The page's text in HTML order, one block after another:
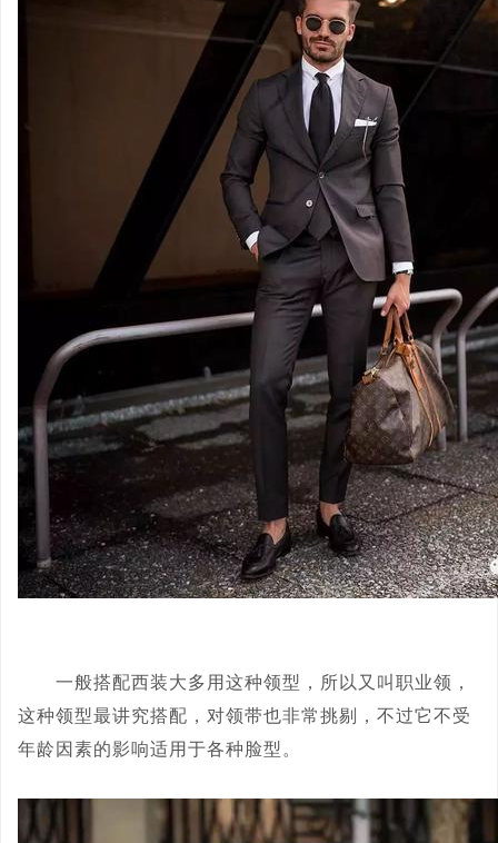
一般搭配西装大多用这种领型，所以又叫职业领，
这种领型最讲究搭配，对领带也非常挑剔，不过它不受
年龄因素的影响适用于各种脸型。